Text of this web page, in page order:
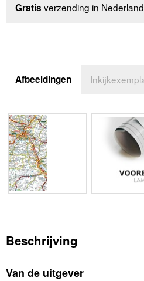
Gratis verzending in
Afbeeldingen
Beschrijving
Van de uitgever